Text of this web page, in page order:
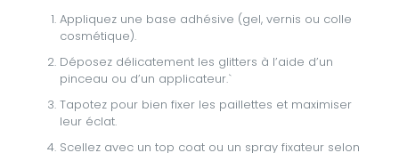
Appliquez une base adhésive (gel, vernis ou colle
cosmétique).
Déposez délicatement les glitters à l’aide d’un
pinceau ou d’un applicateur.`
Tapotez pour bien fixer les paillettes et maximiser
leur éclat.
Scellez avec un top coat ou un spray fixateur selon